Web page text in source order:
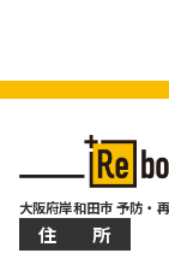
大阪府岸和田市 予防・
住 所